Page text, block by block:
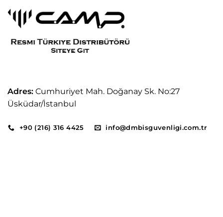
Adres: Cumhuriyet Mah. Doğanay Sk. No:27
Üsküdar/İstanbul
+90 (216) 316 4425 info@dmbisguvenligi.com.tr